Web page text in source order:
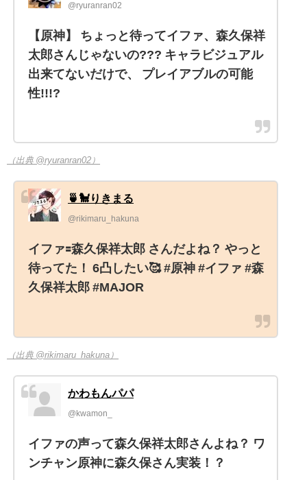
@ryuranran02
【原神】 ちょっと待ってイファ、森久保祥
太郎さんじゃないの??? キャラビジュアル
出来てないだけで、 プレイアブルの可能
性!!!?
（出典 @ryuranran02）
🍵🐩りきまる
@rikimaru_hakuna
イファ🟰森久保祥太郎 さんだよね？ やっと
待ってた！ 6凸したい🥰 #原神 #イファ #森
久保祥太郎 #MAJOR
（出典 @rikimaru_hakuna）
かわもんパパ
@kwamon_
イファの声って森久保祥太郎さんよね？ ワ
ンチャン原神に森久保さん実装！？